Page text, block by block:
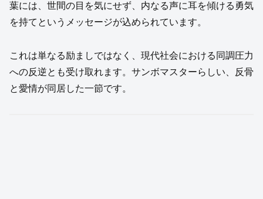
葉には、世間の目を気にせず、内なる声に耳を傾ける勇気
を持てというメッセージが込められています。
これは単なる励ましではなく、現代社会における同調圧力
への反逆とも受け取れます。サンボマスターらしい、反骨
と愛情が同居した一節です。